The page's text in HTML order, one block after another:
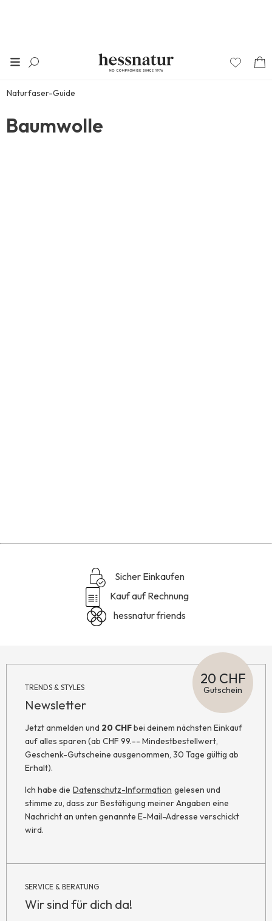
Naturfaser-Guide
Baumwolle
Sicher Einkaufen
Kauf auf Rechnung
hessnatur friends
TRENDS & STYLES
Newsletter
20 CHF
Gutschein
Jetzt anmelden und 20 CHFbei deinem nächsten Einkauf
auf alles sparen (ab CHF 99.-- Mindestbestellwert,
Geschenk-Gutscheine ausgenommen, 30 Tage gültig ab
Erhalt).
Ich habe die Datenschutz-Information gelesen und
stimme zu, dass zur Bestätigung meiner Angaben eine
Nachricht an unten genannte E-Mail-Adresse verschickt
wird.
SERVICE & BERATUNG
Wir sind für dich da!